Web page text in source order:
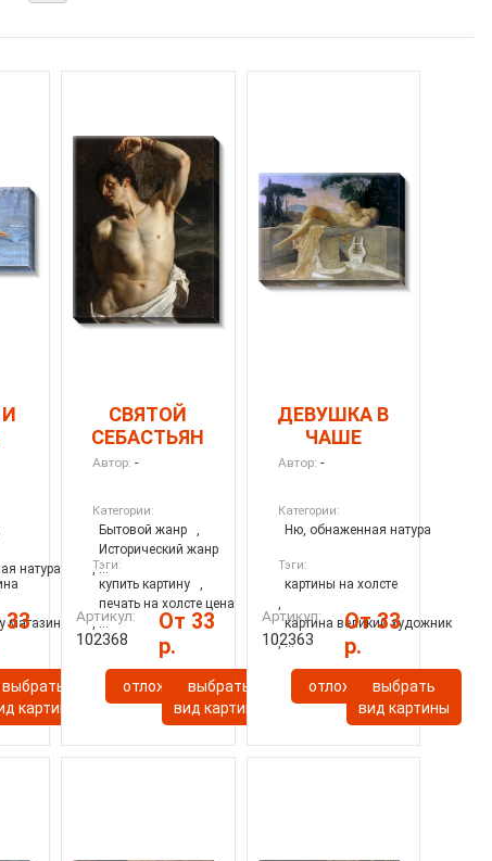
натура
магазин
33
выбрать
картины
СВЯТОЙ
СЕБАСТЬЯН
Автор: -
Категории:
Бытовой жанр
,
Исторический жанр
, ...
Тэги:
купить картину
,
печать на холсте цена
, ...
Артикул:
102368
От 33
р.
отложитьвыбрать
вид картины
ДЕВУШКА В
ЧАШЕ
Автор: -
Категории:
Ню, обнаженная натура
Тэги:
картины на холсте
,
картина великий художник
, ...
Артикул:
102363
От 33
р.
отложитьвыбрать
вид картины